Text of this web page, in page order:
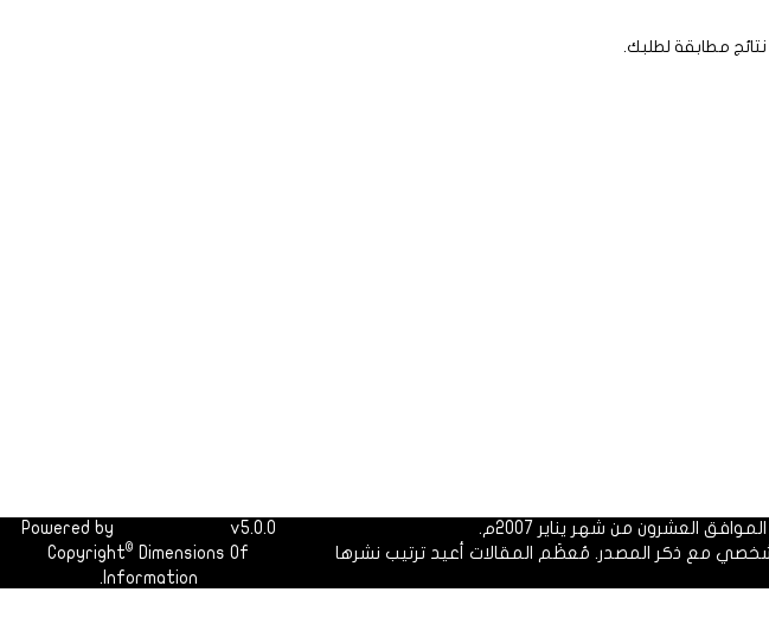
مطابقة لطلبك.
مع ذكر المصدر. مُعظَم المقالات أعيد ترتيب نشرها
Powered by
v5.0.0
Copyright© Dimensions Of
Information.